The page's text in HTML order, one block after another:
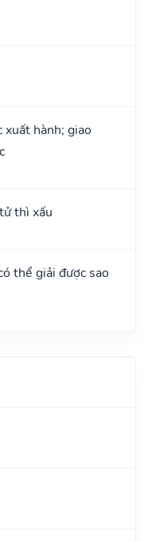
xuất hành; giao
thì xấu
thể giải được sao